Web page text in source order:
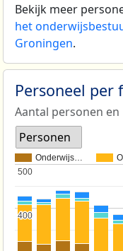
Bekijk meer
het
Groningen.
Personeel per
Aantal personen
Personen
Onderwijs…
400
400
500
500